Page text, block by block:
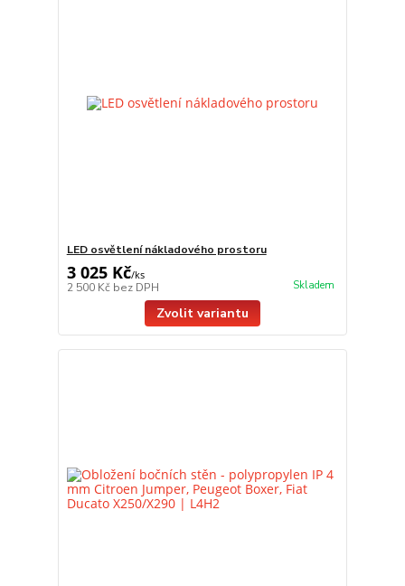
LED osvětlení nákladového prostoru
3 025 Kč/ks
2 500 Kč bez DPH Skladem
Zvolit variantu